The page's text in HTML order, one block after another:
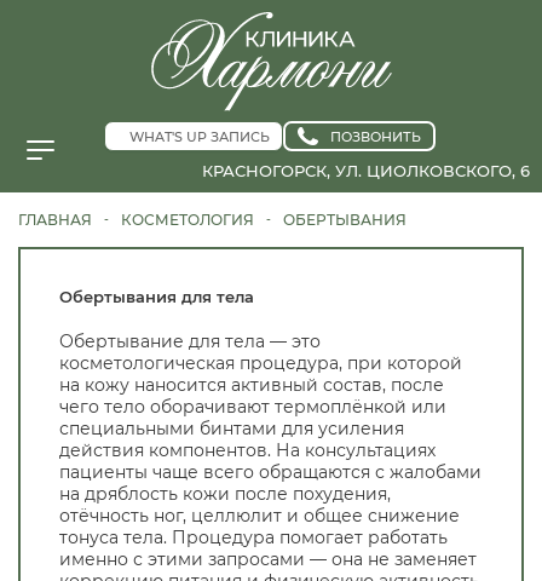
WHAT'S UP ЗАПИСЬ ПОЗВОНИТЬ
КРАСНОГОРСК, УЛ. ЦИОЛКОВСКОГО, 6
ГЛАВНАЯ - КОСМЕТОЛОГИЯ - ОБЕРТЫВАНИЯ
Обертывания для тела
Обертывание для тела — это
косметологическая процедура, при которой
на кожу наносится активный состав, после
чего тело оборачивают термоплёнкой или
специальными бинтами для усиления
действия компонентов. На консультациях
пациенты чаще всего обращаются с жалобами
на дряблость кожи после похудения,
отёчность ног, целлюлит и общее снижение
тонуса тела. Процедура помогает работать
именно с этими запросами — она не заменяет